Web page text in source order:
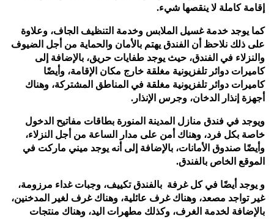
إقامة كاملة لا ينقصها شيء.
كما يوجد خدمة غسيل الملابس وخدمة التنظيف الجاف، وعلاوة
على ذلك نلاحظ أن الفندق يهتم بالأمان والحماية من أجل الضيوف
والنزلاء في الفندق، حيث يوجد طفايات حريق، بالإضافة إلى
كاميرات دوائر تلفزيونية مغلقة خارج مكان الإقامة، وأيضًا
كاميرات دوائر تلفزيونية مغلقة في المناطق المشتركة، وهناك
أجهزة إنذار الدخان، وجرس الإنذار.
ويوجد في فندق منازل المدينة المنورة بطاقات مفاتيح الدخول
خاصة بكل فرد، وهناك أمن على مدار الساعة من أجل النزلاء،
وأيضًا صندوق الأمانات، بالإضافة إلى أنه يوجد ميني ماركت في
الموقع الخاص بالفندق.
و يوجد أيضًا في كل غرفة بالفندق تكييف، وجبات غداء مرزومة،
غير تواجد مصعد، وهناك غرف عائلية، وهناك غرف لغير المدخنين،
بالإضافة لخدمة الغرف، وكذلك مطهرات اليد، وهناك منتجات